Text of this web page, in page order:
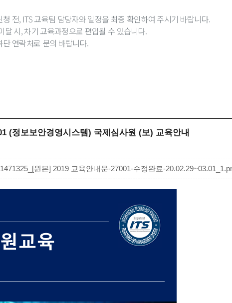
전, ITS 교육팀 담당자와 일정을 최종 확인하여 주시기 바랍니다.
시, 차기 교육과정으로 편입될 수 있습니다.
연락처로 문의 바랍니다.
(정보보안경영시스템) 국제심사원 (보) 교육안내
원본] 2019 교육안내문-27001-수정완료-